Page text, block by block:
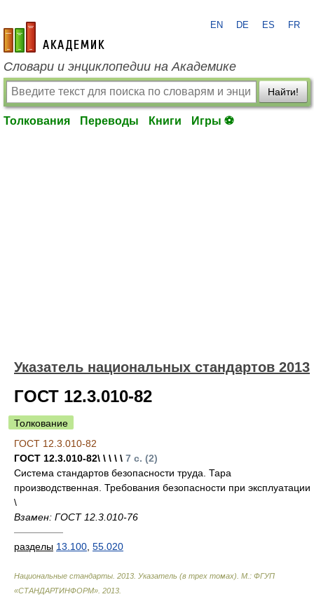
academic.ru
EN DE ES FR
Словари и энциклопедии на Академике
Найти!
Толкования Переводы Книги Игры ⚽
Указатель национальных стандартов 2013
ГОСТ 12.3.010-82
Толкование
ГОСТ 12.3.010-82
ГОСТ 12.3.010-82\ \ \ \ \ 7 с. (2)
Система стандартов безопасности труда. Тара
производственная. Требования безопасности при эксплуатации
\
Взамен: ГОСТ 12.3.010-76
—————
разделы 13.100 55.020
Национальные стандарты. 2013. Указатель (в трех томах). М.: ФГУП
«СТАНДАРТИНФОРМ» 2013